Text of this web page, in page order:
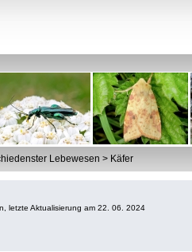
Lebewesen > Käfer
letzte Aktualisierung am 22. 06. 2024